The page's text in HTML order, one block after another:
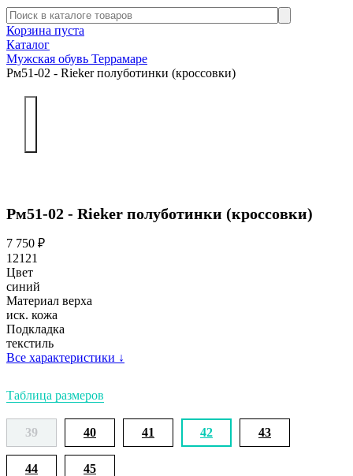
Корзина пуста
Каталог
Мужская обувь Террамаре
Рм51-02 - Rieker полуботинки (кроссовки)
Рм51-02 - Rieker полуботинки (кроссовки)
7 750 ₽
12121
Цвет
синий
Материал верха
иск. кожа
Подкладка
текстиль
Все характеристики ↓
Таблица размеров
39 40 41 42 43
44 45